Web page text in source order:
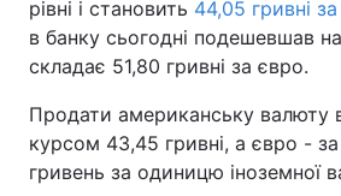
рівні і становить 44,05 гривні
в банку сьогодні подешевшав
складає 51,80 гривні за євро.
Продати американську валюту
курсом 43,45 гривні, а євро -
гривень за одиницю іноземної